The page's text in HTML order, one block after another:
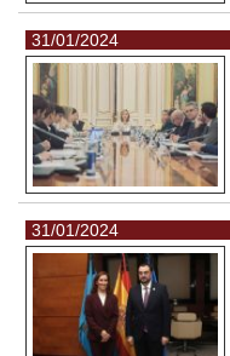
31/01/2024
31/01/2024